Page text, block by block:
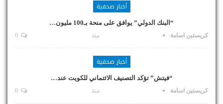
أخبار صحفية
“البنك الدولي” يوافق على منحة بـ100 مليون…
كريستين اسامة منذ
أخبار صحفية
“فيتش” تؤكد التصنيف الائتماني للكويت عند…
كريستين اسامة منذ